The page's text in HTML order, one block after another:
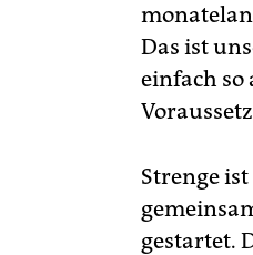
Das ist
einfach
Strenge
gestartet.